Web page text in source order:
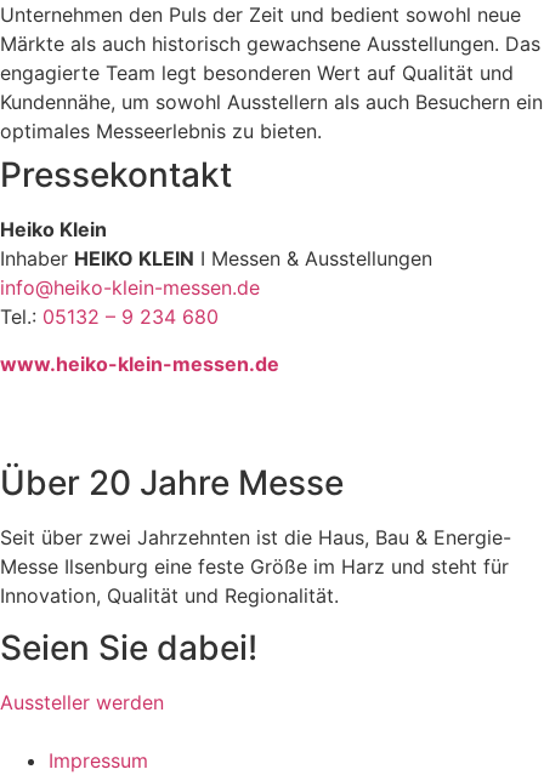
Unternehmen den Puls der Zeit und bedient sowohl neue
Märkte als auch historisch gewachsene Ausstellungen. Das
engagierte Team legt besonderen Wert auf Qualität und
Kundennähe, um sowohl Ausstellern als auch Besuchern ein
optimales Messeerlebnis zu bieten.
Pressekontakt
Heiko Klein
Inhaber HEIKO KLEIN I Messen & Ausstellungen
info@heiko-klein-messen.de
Tel.: 05132 – 9 234 680
www.heiko-klein-messen.de
Über 20 Jahre Messe
Seit über zwei Jahrzehnten ist die Haus, Bau & Energie-
Messe Ilsenburg eine feste Größe im Harz und steht für
Innovation, Qualität und Regionalität.
Seien Sie dabei!
Aussteller werden
Impressum